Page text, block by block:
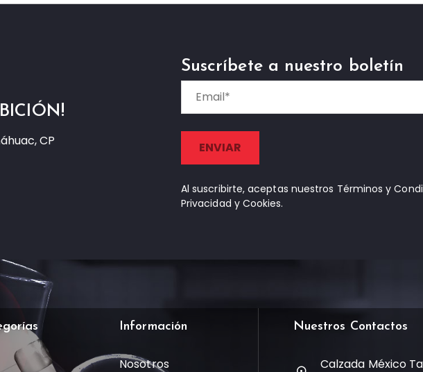
CP
Suscríbete a nuestro boletín
Al suscribirte, aceptas nuestros Términos y
Privacidad y Cookies.
Información
Nosotros
Nuestros Contactos
Calzada México